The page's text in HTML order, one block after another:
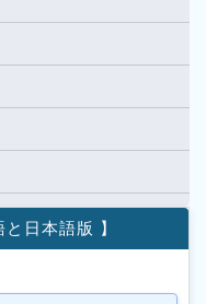
日本語版 】